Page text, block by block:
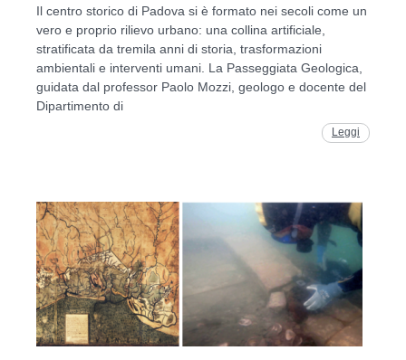
Il centro storico di Padova si è formato nei secoli come un
vero e proprio rilievo urbano: una collina artificiale,
stratificata da tremila anni di storia, trasformazioni
ambientali e interventi umani. La Passeggiata Geologica,
guidata dal professor Paolo Mozzi, geologo e docente del
Dipartimento di
Leggi